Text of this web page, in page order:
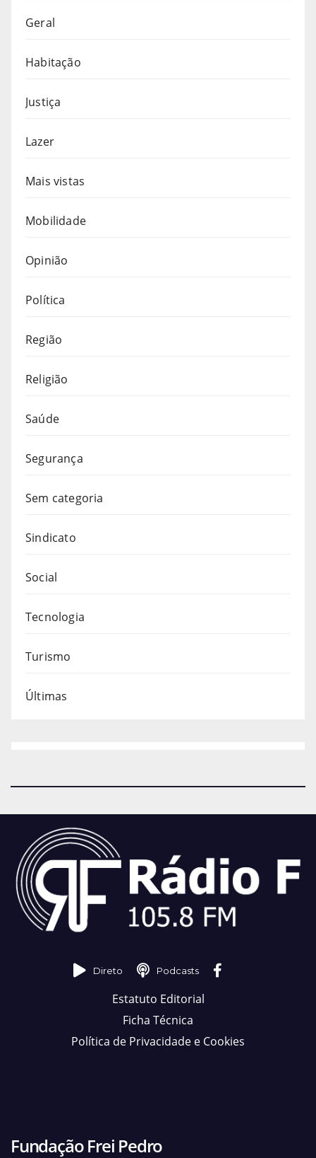
Geral
Habitação
Justiça
Lazer
Mais vistas
Mobilidade
Opinião
Política
Região
Religião
Saúde
Segurança
Sem categoria
Sindicato
Social
Tecnologia
Turismo
Últimas
Direto Podcasts
Estatuto Editorial
Ficha Técnica
Política de Privacidade e Cookies
Fundação Frei Pedro